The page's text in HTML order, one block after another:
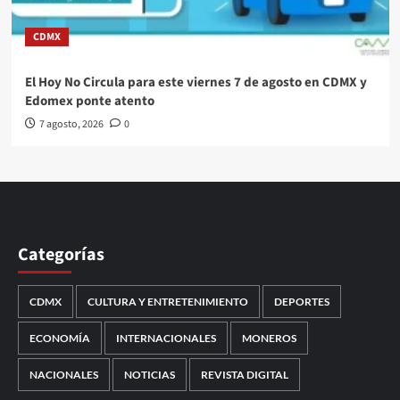
CDMX
El Hoy No Circula para este viernes 7 de agosto en CDMX y
Edomex ponte atento
7 agosto, 2026 0
Categorías
CDMX CULTURA Y ENTRETENIMIENTO DEPORTES
ECONOMÍA INTERNACIONALES MONEROS
NACIONALES NOTICIAS REVISTA DIGITAL